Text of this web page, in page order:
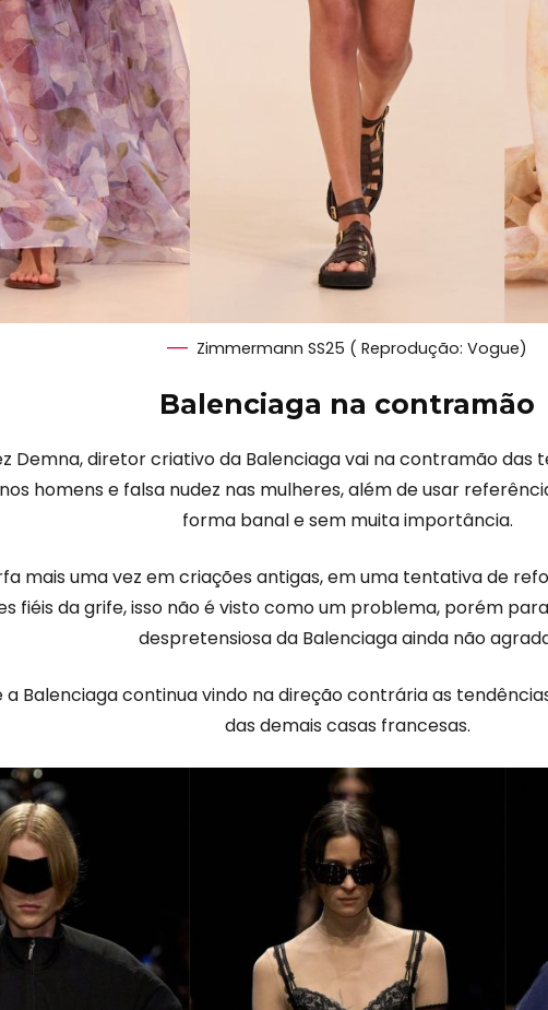
Zimmermann SS25 ( Reprodução: Vogue)
Balenciaga na contramão
Demna, diretor criativo da Balenciaga vai na contramão das
homens e falsa nudez nas mulheres, além de usar
forma banal e sem muita importância.
mais uma vez em criações antigas, em uma tentativa de
fiéis da grife, isso não é visto como um problema, porém
despretensiosa da Balenciaga ainda não
a Balenciaga continua vindo na direção contrária as
das demais casas francesas.